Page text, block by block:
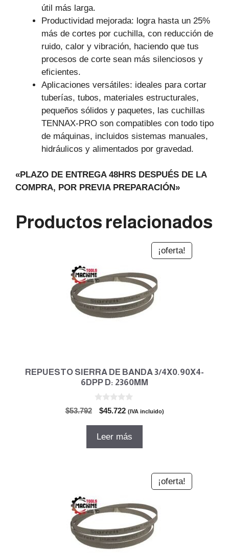
útil más larga.
Productividad mejorada: logra hasta un 25%
más de cortes por cuchilla, con reducción de
ruido, calor y vibración, haciendo que tus
procesos de corte sean más silenciosos y
eficientes.
Aplicaciones versátiles: ideales para cortar
tuberías, tubos, materiales estructurales,
pequeños sólidos y paquetes, las cuchillas
TENNAX-PRO son compatibles con todo tipo
de máquinas, incluidos sistemas manuales,
hidráulicos y alimentados por gravedad.
«PLAZO DE ENTREGA 48HRS DESPUÉS DE LA
COMPRA, POR PREVIA PREPARACIÓN»
Productos relacionados
¡oferta!
REPUESTO SIERRA DE BANDA 3/4X0.90X4-
6DPP D: 2360MM
$53.792
El
original
$45.722El
actual
(IVA incluido)
Leer más
¡oferta!